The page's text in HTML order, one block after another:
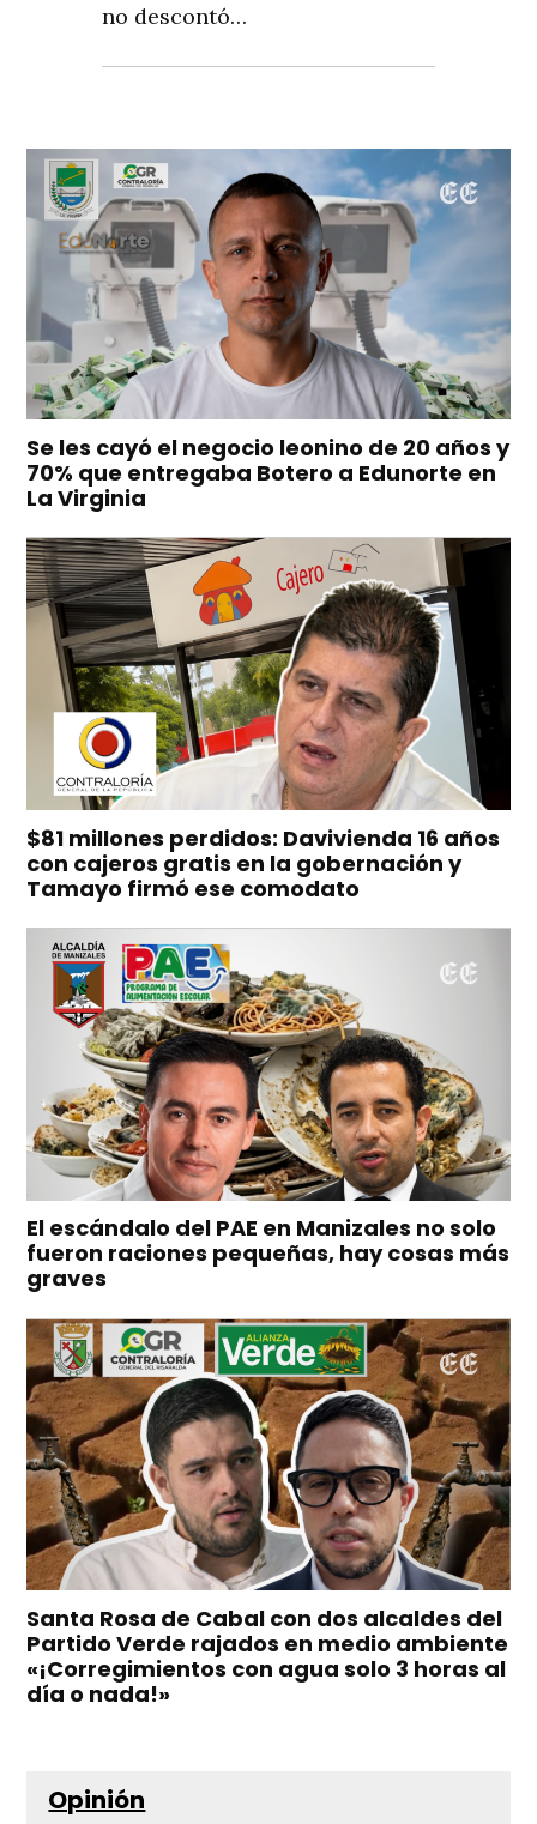
no descontó…
Se les cayó el negocio leonino de 20 años y
70% que entregaba Botero a Edunorte en
La Virginia
$81 millones perdidos: Davivienda 16 años
con cajeros gratis en la gobernación y
Tamayo firmó ese comodato
El escándalo del PAE en Manizales no solo
fueron raciones pequeñas, hay cosas más
graves
Santa Rosa de Cabal con dos alcaldes del
Partido Verde rajados en medio ambiente
«¡Corregimientos con agua solo 3 horas al
día o nada!»
Opinión